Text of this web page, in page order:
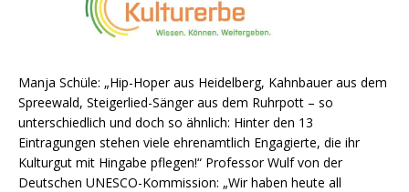
Manja Schüle: „Hip-Hoper aus Heidelberg, Kahnbauer aus dem
Spreewald, Steigerlied-Sänger aus dem Ruhrpott – so
unterschiedlich und doch so ähnlich: Hinter den 13
Eintragungen stehen viele ehrenamtlich Engagierte, die ihr
Kulturgut mit Hingabe pflegen!“ Professor Wulf von der
Deutschen UNESCO-Kommission: „Wir haben heute all